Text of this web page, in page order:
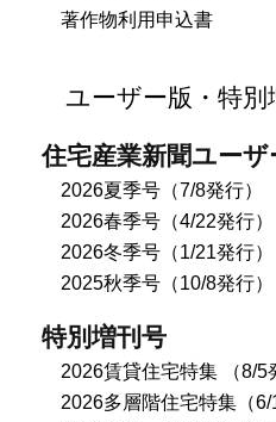
著作物利用申込書
ユーザー版・特別
住宅産業新聞ユーザ
2026夏季号（7/8発行）
2026春季号（4/22発行）
2026冬季号（1/21発行）
2025秋季号（10/8発行）
特別増刊号
2026賃貸住宅特集 （8/5
2026多層階住宅特集（6/